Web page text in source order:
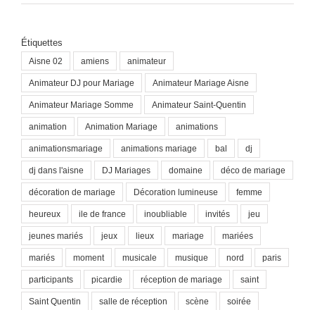
Étiquettes
Aisne 02 amiens animateur
Animateur DJ pour Mariage Animateur Mariage Aisne
Animateur Mariage Somme Animateur Saint-Quentin
animation Animation Mariage animations
animationsmariage animations mariage bal dj
dj dans l'aisne DJ Mariages domaine déco de mariage
décoration de mariage Décoration lumineuse femme
heureux ile de france inoubliable invités jeu
jeunes mariés jeux lieux mariage mariées
mariés moment musicale musique nord paris
participants picardie réception de mariage saint
Saint Quentin salle de réception scène soirée